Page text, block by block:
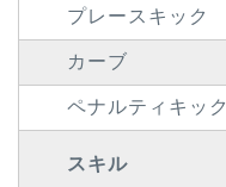
プレースキック
カーブ
ペナルティキック
スキル